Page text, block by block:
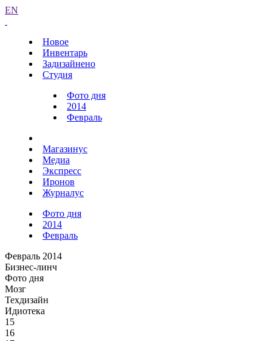
EN
Новое
Инвентарь
Задизайнено
Студия
Фото дня
2014
Февраль
Магазинус
Медиа
Экспресс
Иронов
Журналус
Фото дня
2014
Февраль
Февраль 2014
Бизнес-линч
Фото дня
Мозг
Техдизайн
Идиотека
15
16